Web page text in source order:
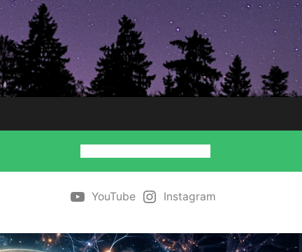
YouTube Instagram